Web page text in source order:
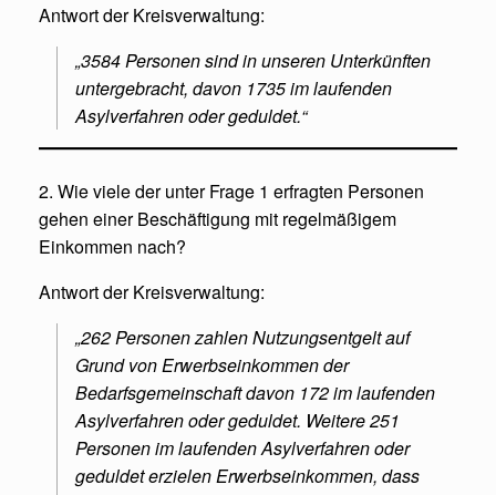
Antwort der Kreisverwaltung:
„3584 Personen sind in unseren Unterkünften
untergebracht, davon 1735 im laufenden
Asylverfahren oder geduldet.“
2. Wie viele der unter Frage 1 erfragten Personen
gehen einer Beschäftigung mit regelmäßigem
Einkommen nach?
Antwort der Kreisverwaltung:
„262 Personen zahlen Nutzungsentgelt auf
Grund von Erwerbseinkommen der
Bedarfsgemeinschaft davon 172 im laufenden
Asylverfahren oder geduldet. Weitere 251
Personen im laufenden Asylverfahren oder
geduldet erzielen Erwerbseinkommen, dass